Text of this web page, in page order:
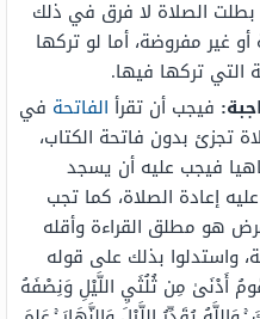
الصلاة لا فرق في ذلك
غير مفروضة، أما لو تركها
التي تركها فيها.
فيجب أن تقرأ الفاتحة في
تجزئ بدون فاتحة الكتاب،
فيجب عليه أن يسجد
إعادة الصلاة، كما تجب
هو مطلق القراءة وأقله
واستدلوا بذلك على قوله
أَدْنَىٰ مِن ثُلُثَيِ اللَّيْلِ وَنِصْفَهُ